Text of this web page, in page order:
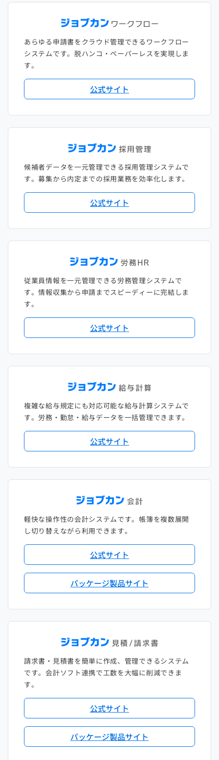
あらゆる申請書をクラウド管理できるワークフロー
システムです。脱ハンコ・ペーパーレスを実現しま
す。
公式サイト
候補者データを一元管理できる採用管理システムで
す。募集から内定までの採用業務を効率化します。
公式サイト
従業員情報を一元管理できる労務管理システムで
す。情報収集から申請までスピーディーに完結しま
す。
公式サイト
複雑な給与規定にも対応可能な給与計算システムで
す。労務・勤怠・給与データを一括管理できます。
公式サイト
軽快な操作性の会計システムです。帳簿を複数展開
し切り替えながら利用できます。
公式サイト
パッケージ製品サイト
請求書・見積書を簡単に作成、管理できるシステム
です。会計ソフト連携で工数を大幅に削減できま
す。
公式サイト
パッケージ製品サイト